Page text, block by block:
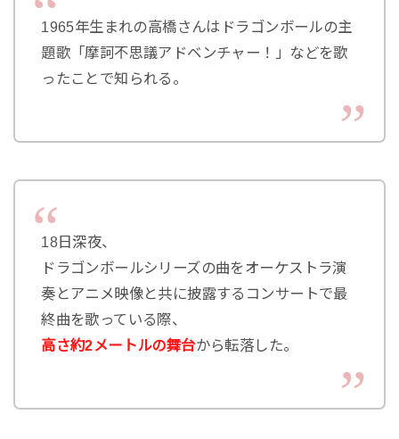
1965年生まれの高橋さんはドラゴンボールの主
題歌「摩訶不思議アドベンチャー！」などを歌
ったことで知られる。
18日深夜、
ドラゴンボールシリーズの曲をオーケストラ演
奏とアニメ映像と共に披露するコンサートで最
終曲を歌っている際、
高さ約2メートルの舞台から転落した。